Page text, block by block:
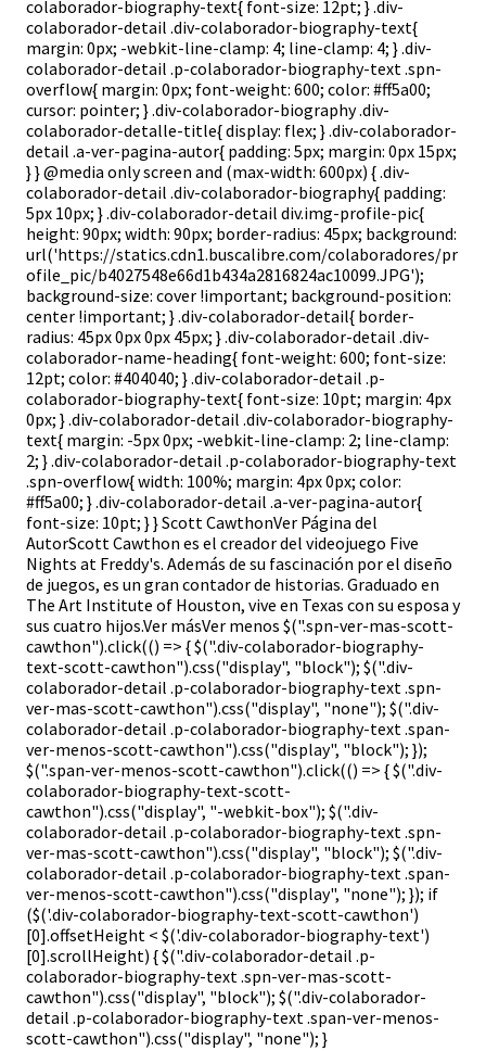
colaborador-biography-text{ font-size: 12pt; } .div-
colaborador-detail .div-colaborador-biography-text{
margin: 0px; -webkit-line-clamp: 4; line-clamp: 4; } .div-
colaborador-detail .p-colaborador-biography-text .spn-
overflow{ margin: 0px; font-weight: 600; color: #ff5a00;
cursor: pointer; } .div-colaborador-biography .div-
colaborador-detalle-title{ display: flex; } .div-colaborador-
detail .a-ver-pagina-autor{ padding: 5px; margin: 0px 15px;
} } @media only screen and (max-width: 600px) { .div-
colaborador-detail .div-colaborador-biography{ padding:
5px 10px; } .div-colaborador-detail div.img-profile-pic{
height: 90px; width: 90px; border-radius: 45px; background:
url('https://statics.cdn1.buscalibre.com/colaboradores/pr
ofile_pic/b4027548e66d1b434a2816824ac10099.JPG');
background-size: cover !important; background-position:
center !important; } .div-colaborador-detail{ border-
radius: 45px 0px 0px 45px; } .div-colaborador-detail .div-
colaborador-name-heading{ font-weight: 600; font-size:
12pt; color: #404040; } .div-colaborador-detail .p-
colaborador-biography-text{ font-size: 10pt; margin: 4px
0px; } .div-colaborador-detail .div-colaborador-biography-
text{ margin: -5px 0px; -webkit-line-clamp: 2; line-clamp:
2; } .div-colaborador-detail .p-colaborador-biography-text
.spn-overflow{ width: 100%; margin: 4px 0px; color:
#ff5a00; } .div-colaborador-detail .a-ver-pagina-autor{
font-size: 10pt; } } Scott CawthonVer Página del
AutorScott Cawthon es el creador del videojuego Five
Nights at Freddy's. Además de su fascinación por el diseño
de juegos, es un gran contador de historias. Graduado en
The Art Institute of Houston, vive en Texas con su esposa y
sus cuatro hijos.Ver másVer menos $(".spn-ver-mas-scott-
cawthon").click(() => { $(".div-colaborador-biography-
text-scott-cawthon").css("display", "block"); $(".div-
colaborador-detail .p-colaborador-biography-text .spn-
ver-mas-scott-cawthon").css("display", "none"); $(".div-
colaborador-detail .p-colaborador-biography-text .span-
ver-menos-scott-cawthon").css("display", "block"); });
$(".span-ver-menos-scott-cawthon").click(() => { $(".div-
colaborador-biography-text-scott-
cawthon").css("display", "-webkit-box"); $(".div-
colaborador-detail .p-colaborador-biography-text .spn-
ver-mas-scott-cawthon").css("display", "block"); $(".div-
colaborador-detail .p-colaborador-biography-text .span-
ver-menos-scott-cawthon").css("display", "none"); }); if
($('.div-colaborador-biography-text-scott-cawthon')
[0].offsetHeight < $('.div-colaborador-biography-text')
[0].scrollHeight) { $(".div-colaborador-detail .p-
colaborador-biography-text .spn-ver-mas-scott-
cawthon").css("display", "block"); $(".div-colaborador-
detail .p-colaborador-biography-text .span-ver-menos-
scott-cawthon").css("display", "none"); }